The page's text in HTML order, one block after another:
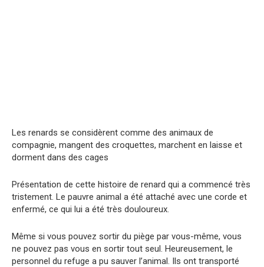
Les renards se considèrent comme des animaux de
compagnie, mangent des croquettes, marchent en laisse et
dorment dans des cages
Présentation de cette histoire de renard qui a commencé très
tristement. Le pauvre animal a été attaché avec une corde et
enfermé, ce qui lui a été très douloureux.
Même si vous pouvez sortir du piège par vous-même, vous
ne pouvez pas vous en sortir tout seul. Heureusement, le
personnel du refuge a pu sauver l’animal. Ils ont transporté